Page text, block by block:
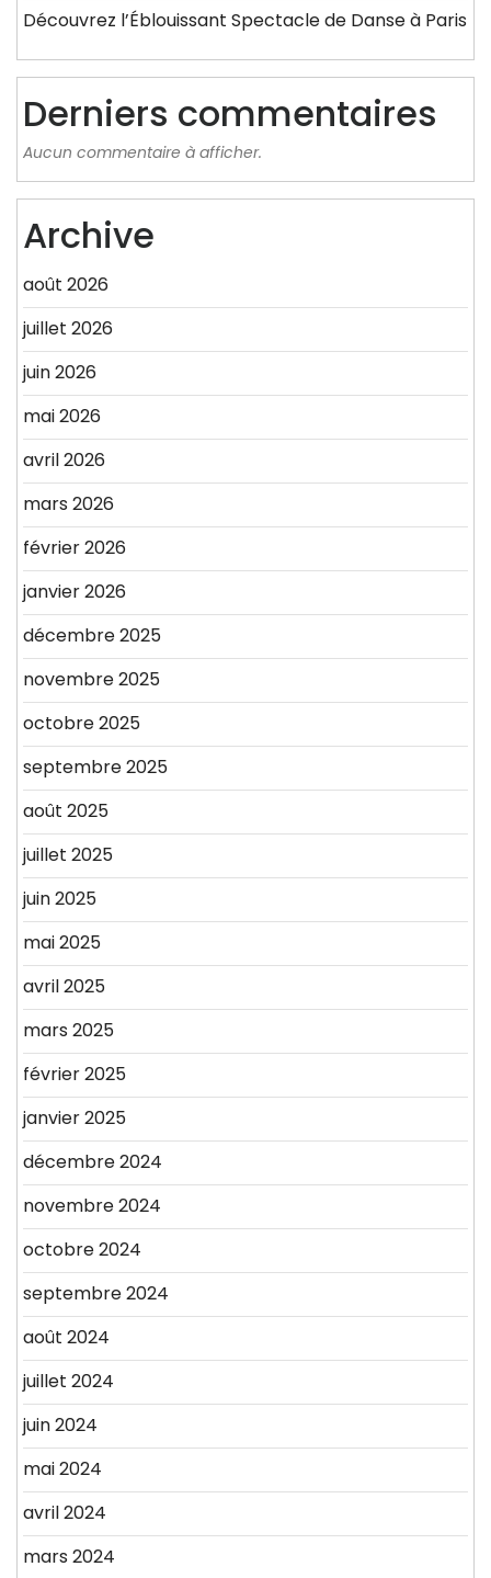
Découvrez l’Éblouissant Spectacle de Danse à Paris
Derniers commentaires
Aucun commentaire à afficher.
Archive
août 2026
juillet 2026
juin 2026
mai 2026
avril 2026
mars 2026
février 2026
janvier 2026
décembre 2025
novembre 2025
octobre 2025
septembre 2025
août 2025
juillet 2025
juin 2025
mai 2025
avril 2025
mars 2025
février 2025
janvier 2025
décembre 2024
novembre 2024
octobre 2024
septembre 2024
août 2024
juillet 2024
juin 2024
mai 2024
avril 2024
mars 2024